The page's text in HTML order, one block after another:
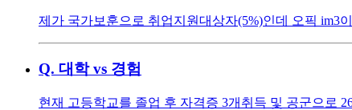
제가 국가보훈으로 취업지원대상자(5%)인데 오픽 im3
Q. 대학 vs 경험
현재 고등학교를 졸업 후 자격증 3개취득 및 공군으로